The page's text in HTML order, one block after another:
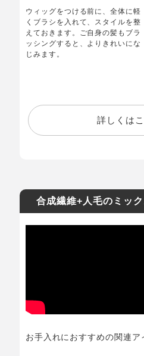
ウィッグをつける前に、全体に軽
くブラシを入れて、スタイルを整
えておきます。ご自身の髪もブラ
ッシングすると、よりきれいにな
じみます。
詳しくは
合成繊維+人毛のミッ
お手入れにおすすめの関連ア